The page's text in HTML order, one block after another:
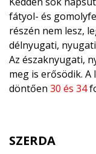
fátyol- és
részén nem lesz,
délnyugati,
Az északnyugati,
meg is erősödik.
döntően 30 és 34
SZERDA